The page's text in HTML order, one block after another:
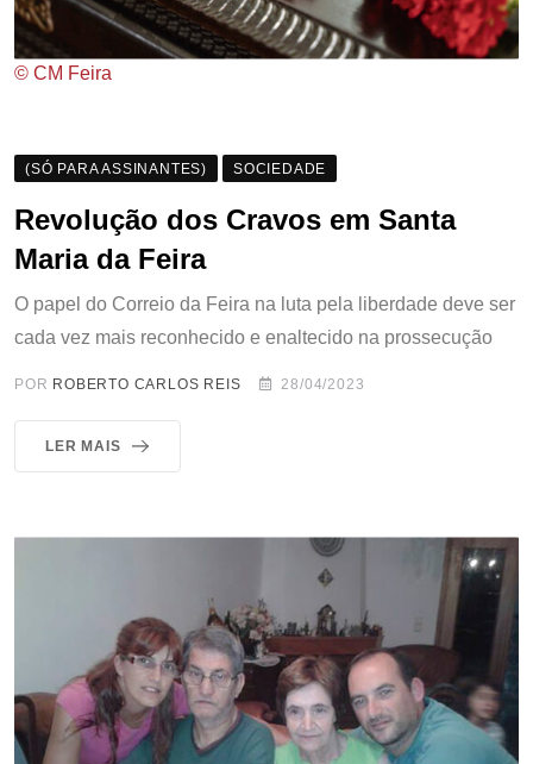
© CM Feira
(SÓ PARA ASSINANTES) SOCIEDADE
Revolução dos Cravos em Santa
Maria da Feira
O papel do Correio da Feira na luta pela liberdade deve ser
cada vez mais reconhecido e enaltecido na prossecução
POR ROBERTO CARLOS REIS 28/04/2023
LER MAIS